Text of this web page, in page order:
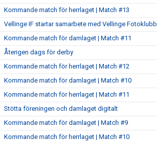
Kommande match för herrlaget | Match #13
Vellinge IF startar samarbete med Vellinge Fotoklubb
Kommande match för damlaget | Match #11
Återigen dags för derby
Kommande match för herrlaget | Match #12
Kommande match för damlaget | Match #10
Kommande match för herrlaget | Match #11
Stötta föreningen och damlaget digitalt
Kommande match för damlaget | Match #9
Kommande match för herrlaget | Match #10